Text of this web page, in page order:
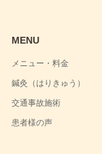
MENU
メニュー・料金
鍼灸（はりきゅう）
交通事故施術
患者様の声